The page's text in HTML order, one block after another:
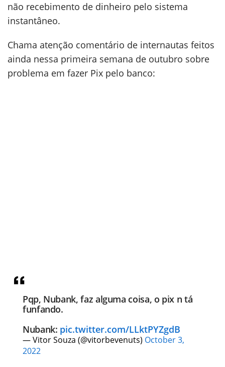
não recebimento de dinheiro pelo sistema
instantâneo.
Chama atenção comentário de internautas feitos
ainda nessa primeira semana de outubro sobre
problema em fazer Pix pelo banco:
Pqp, Nubank, faz alguma coisa, o pix n tá
funfando.
Nubank: pic.twitter.com/LLktPYZgdB
— Vitor Souza (@vitorbevenuts) October 3,
2022